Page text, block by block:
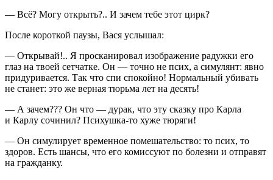
— Всё? Могу открыть?.. И зачем тебе этот цирк?
После короткой паузы, Вася услышал:
— Открывай!.. Я просканировал изображение радужки его
глаз на твоей сетчатке. Он — точно не псих, а симулянт: явно
придуривается. Так что спи спокойно! Нормальный убивать
не станет: это же верная тюрьма лет на десять!
— А зачем??? Он что — дурак, что эту сказку про Карла
и Карлу сочинил? Психушка-то хуже тюряги!
— Он симулирует временное помешательство: то псих, то
здоров. Есть шансы, что его комиссуют по болезни и отправят
на гражданку.